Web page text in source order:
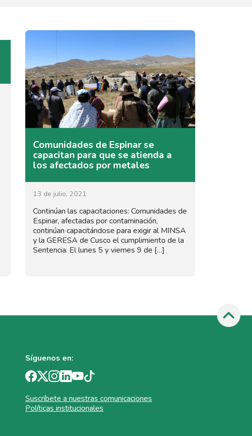
Comunidades de Espinar se
capacitan para que se atienda a
los afectados por metales
13 de julio, 2021
Continúan las capacitaciones: Comunidades de
Espinar, afectadas por contaminación,
continúan capacitándose para exigir al MINSA
y la GERESA de Cusco el cumplimiento de la
Sentencia. El lunes 5 y viernes 9 de […]
Síguenos en:
Suscríbete a nuestras comunicaciones
Políticas institucionales